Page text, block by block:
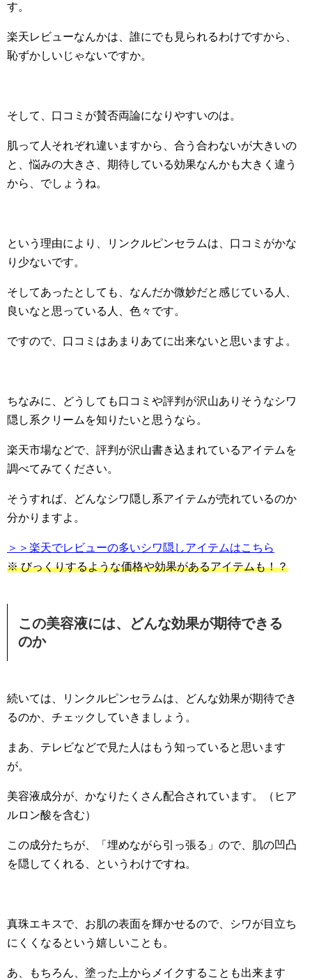
す。
楽天レビューなんかは、誰にでも見られるわけですから、
恥ずかしいじゃないですか。
そして、口コミが賛否両論になりやすいのは。
肌って人それぞれ違いますから、合う合わないが大きいの
と、悩みの大きさ、期待している効果なんかも大きく違う
から、でしょうね。
という理由により、リンクルピンセラムは、口コミがかな
り少ないです。
そしてあったとしても、なんだか微妙だと感じている人、
良いなと思っている人、色々です。
ですので、口コミはあまりあてに出来ないと思いますよ。
ちなみに、どうしても口コミや評判が沢山ありそうなシワ
隠し系クリームを知りたいと思うなら。
楽天市場などで、評判が沢山書き込まれているアイテムを
調べてみてください。
そうすれば、どんなシワ隠し系アイテムが売れているのか
分かりますよ。
＞＞楽天でレビューの多いシワ隠しアイテムはこちら
※ びっくりするような価格や効果があるアイテムも！？
この美容液には、どんな効果が期待できる
のか
続いては、リンクルピンセラムは、どんな効果が期待でき
るのか、チェックしていきましょう。
まあ、テレビなどで見た人はもう知っていると思います
が。
美容液成分が、かなりたくさん配合されています。（ヒア
ルロン酸を含む）
この成分たちが、「埋めながら引っ張る」ので、肌の凹凸
を隠してくれる、というわけですね。
真珠エキスで、お肌の表面を輝かせるので、シワが目立ち
にくくなるという嬉しいことも。
あ、もちろん、塗った上からメイクすることも出来ます